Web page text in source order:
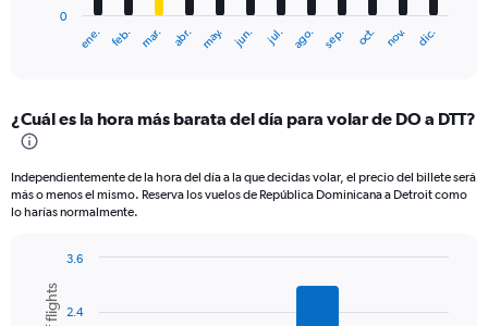
Range:
12
The
chart
axis
displaying
ene. feb. mar. abr. may. jun. jul. ago. sep. oct. nov. dic.
0
¿Cuál es la hora más barata del día para volar de DO a DTT?
Independientemente de la hora del día a la que decidas volar, el precio del billete será
más o menos el mismo. Reserva los vuelos de República Dominicana a Detroit como
lo harías normalmente.
chart
with
Chart
graphic.
2.4
3.6